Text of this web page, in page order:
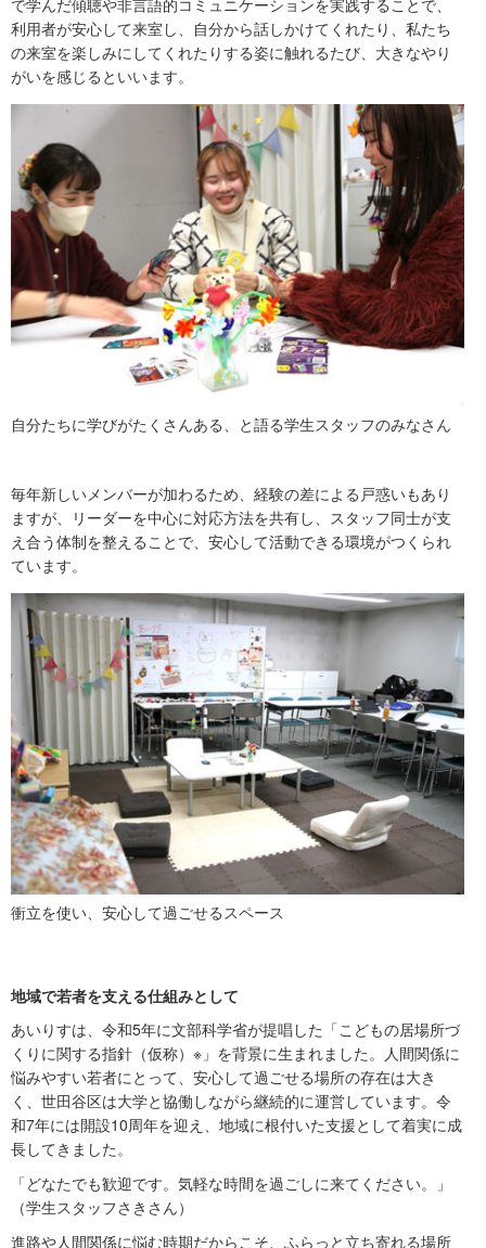
で学んだ傾聴や非言語的コミュニケーションを実践することで、
利用者が安心して来室し、自分から話しかけてくれたり、私たち
の来室を楽しみにしてくれたりする姿に触れるたび、大きなやり
がいを感じるといいます。
自分たちに学びがたくさんある、と語る学生スタッフのみなさん
毎年新しいメンバーが加わるため、経験の差による戸惑いもあり
ますが、リーダーを中心に対応方法を共有し、スタッフ同士が支
え合う体制を整えることで、安心して活動できる環境がつくられ
ています。
衝立を使い、安心して過ごせるスペース
地域で若者を支える仕組みとして
あいりすは、令和5年に文部科学省が提唱した「こどもの居場所づ
くりに関する指針（仮称）※」を背景に生まれました。人間関係に
悩みやすい若者にとって、安心して過ごせる場所の存在は大き
く、世田谷区は大学と協働しながら継続的に運営しています。令
和7年には開設10周年を迎え、地域に根付いた支援として着実に成
長してきました。
「どなたでも歓迎です。気軽な時間を過ごしに来てください。」
（学生スタッフさきさん）
進路や人間関係に悩む時期だからこそ、ふらっと立ち寄れる場所